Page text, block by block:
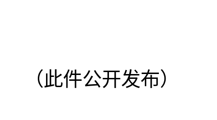
（此件公开发布）